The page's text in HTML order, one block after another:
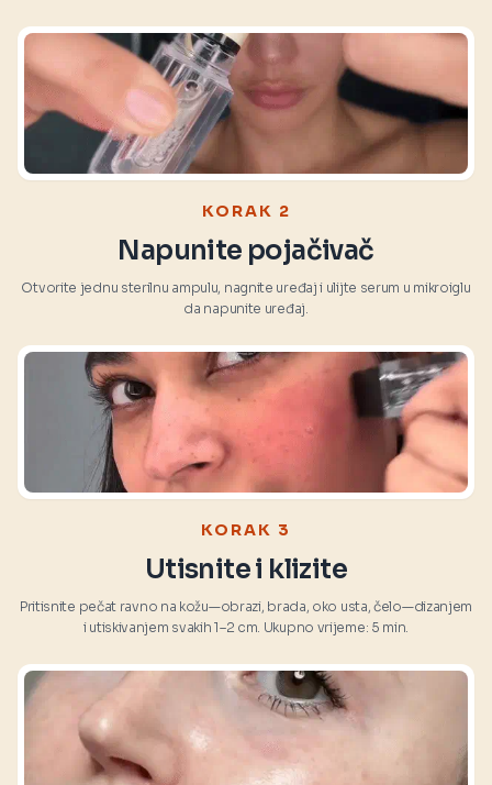
KORAK 2
Napunite pojačivač
Otvorite jednu sterilnu ampulu, nagnite uređaj i ulijte serum u mikroiglu
da napunite uređaj.
KORAK 3
Utisnite i klizite
Pritisnite pečat ravno na kožu—obrazi, brada, oko usta, čelo—dizanjem
i utiskivanjem svakih 1–2 cm. Ukupno vrijeme: 5 min.